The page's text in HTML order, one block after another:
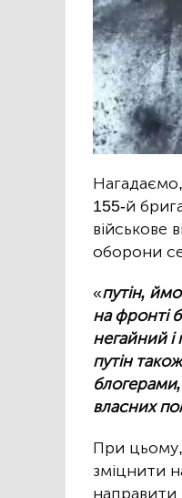
155-й
військове
оборони
«путін,
на фронті
негайний і
путін
власних
При цьому,
зміцнити
направити